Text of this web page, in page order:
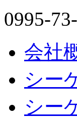
0995-
会社
シー
シー